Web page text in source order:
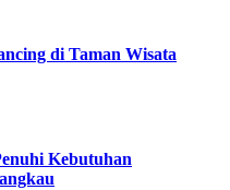
di Taman Wisata
Kebutuhan